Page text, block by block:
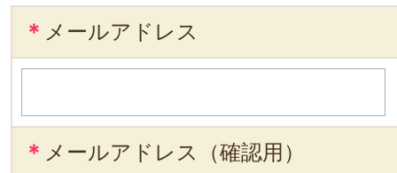
＊ メールアドレス
＊ メールアドレス（確認用）